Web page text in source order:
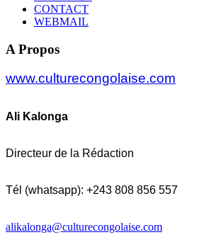
CONTACT
WEBMAIL
A Propos
www.culturecongolaise.com
Ali Kalonga
Directeur de la Rédaction
Tél (whatsapp): +243 808 856 557
alikalonga@culturecongolaise.com